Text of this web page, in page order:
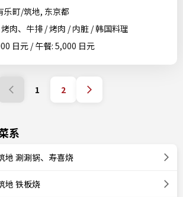
乐町/筑地, 东京都
肉、牛排 / 烤肉 / 内脏 / 韩国料理
日元 / 午餐: 5,000 日元
1 2
系
地 涮涮锅、寿喜烧
地 铁板烧